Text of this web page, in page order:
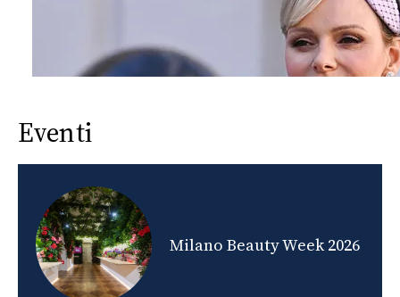
Eventi
Milano Beauty Week 2026